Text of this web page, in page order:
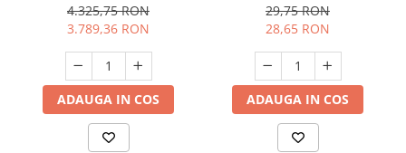
4.325,75 RON
3.789,36 RON
ADAUGA IN COS
29,75 RON
28,65 RON
ADAUGA IN COS